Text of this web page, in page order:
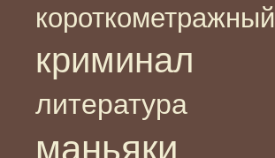
короткометражный
криминал
литература
маньяки